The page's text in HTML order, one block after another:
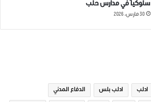
سلوكياً في مدارس حلب
30 مارس، 2026
ادلب ادلب بلس الدفاع المدني